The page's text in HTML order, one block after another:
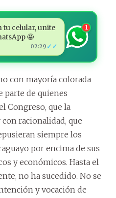
tu celular, unite
🤩
02:29 ✓✓
1
con mayoría colorada
parte de quienes
Congreso, que la
racionalidad, que
siempre los
por encima de sus
y económicos. Hasta el
no ha sucedido. No se
y vocación de